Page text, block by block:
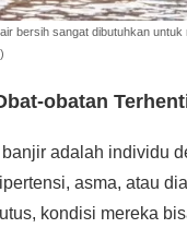
bersih sangat dibutuhkan untuk
obatan
adalah individu
asma, atau
kondisi mereka